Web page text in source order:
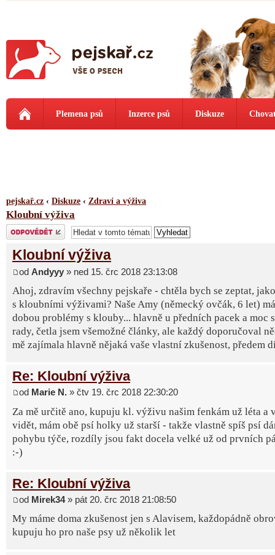
Plemena psů Inzerce psů Diskuze
pejskař.cz ‹ Diskuze ‹ Zdraví a výživa
Kloubní výživa
Odeslat odpověď
Kloubní výživa
od Andyyy » ned 15. črc 2018 23:13:08
Ahoj, zdravím všechny pejskaře - chtěla bych se zeptat,
s kloubními výživami? Naše Amy (německý ovčák, 6 let)
dobou problémy s klouby... hlavně u předních pacek a moc
rady, četla jsem všemožné články, ale každý doporučoval
mě zajímala hlavně nějaká vaše vlastní zkušenost, předem
Re: Kloubní výživa
od Marie N. » čtv 19. črc 2018 22:30:20
Za mě určitě ano, kupuju kl. výživu našim fenkám už léta a
vidět, mám obě psí holky už starší - takže vlastně spíš psí
pohybu týče, rozdíly jsou fakt docela velké už od prvních
:-)
Re: Kloubní výživa
od Mirek34» pát 20. črc 2018 21:08:50
My máme doma zkušenost jen s Alavisem, každopádně
kupuju ho pro naše psy už několik let